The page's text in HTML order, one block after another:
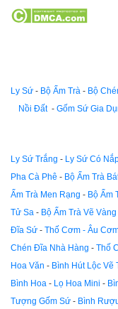
Ly Sứ - Bộ Ấm Trà - Bộ
Nồi Đất - Gốm Sứ Gia
Ly Sứ Trắng - Ly Sứ Có
Pha Cà Phê - Bộ Ấm Trà
Ấm Trà Men Rạng - Bộ Ấm
Tử Sa - Bộ Ấm Trà Vẽ Vàng
Đĩa Sứ - Thố Cơm - Âu
Chén Đĩa Nhà Hàng - Thố
Hoa Văn - Bình Hút Lộc Vẽ
Bình Hoa - Lọ Hoa Mini -
Tượng Gốm Sứ - Bình